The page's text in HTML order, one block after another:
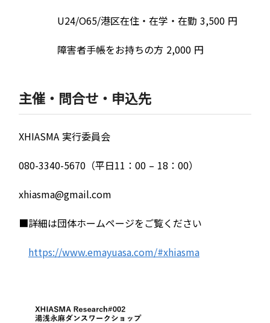
U24/O65/港区在住・在学・在勤 3,500 円
障害者手帳をお持ちの方 2,000 円
主催・問合せ・申込先
XHIASMA 実行委員会
080-3340-5670（平日11：00 – 18：00）
xhiasma@gmail.com
■詳細は団体ホームページをご覧ください
https://www.emayuasa.com/#xhiasma